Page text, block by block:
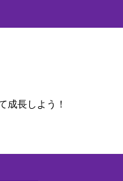
成長しよう！